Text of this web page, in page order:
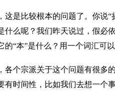
这是比较根本的问题了。你说
什么呢？我们昨天说过，假必
的“本”是什么？用一个词汇可
各个宗派关于这个问题有很多
有时间性，比如我们去想一个